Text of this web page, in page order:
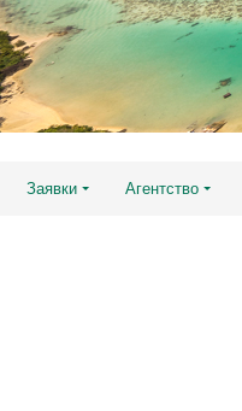
Заявки Агентство